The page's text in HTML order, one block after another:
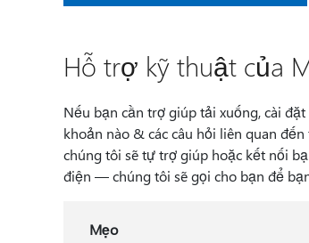
Hỗ trợ kỹ thuật của
Nếu bạn cần trợ giúp tải xuống, cài
khoản nào & các câu hỏi liên quan
chúng tôi sẽ tự trợ giúp hoặc kết nối
điện — chúng tôi sẽ gọi cho bạn để
Mẹo